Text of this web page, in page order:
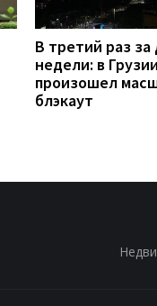
В третий раз за
недели: в Грузии
произошел
блэкаут